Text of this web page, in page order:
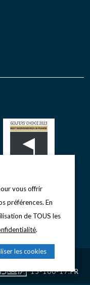
15-100-17.FR
vous offrir
préférences. En
de TOUS les
.
les cookies